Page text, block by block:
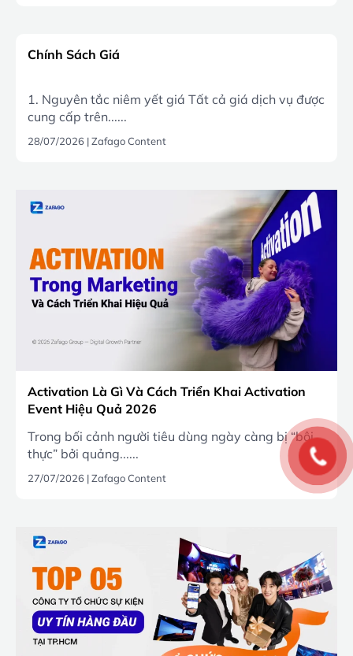
Chính Sách Giá
1. Nguyên tắc niêm yết giá Tất cả giá dịch vụ được
cung cấp trên......
28/07/2026 |Zafago Content
Activation Là Gì Và Cách Triển Khai Activation
Event Hiệu Quả 2026
Trong bối cảnh người tiêu dùng ngày càng bị “bội
thực” bởi quảng......
27/07/2026 |Zafago Content